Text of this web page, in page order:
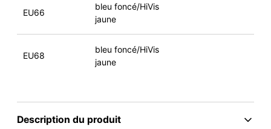
EU66
bleu foncé/HiVis
jaune
EU68
bleu foncé/HiVis
jaune
Description du produit